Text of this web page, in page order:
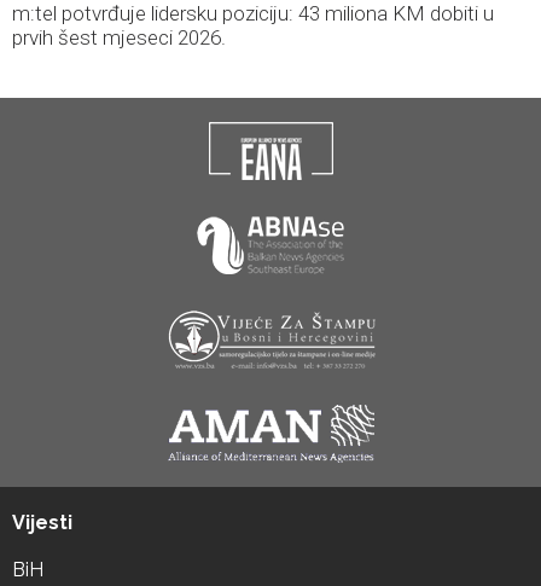
m:tel potvrđuje lidersku poziciju: 43 miliona KM dobiti u
prvih šest mjeseci 2026.
Vijesti
BiH